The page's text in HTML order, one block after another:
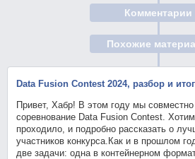
Комментарии
Похожие
Data Fusion Contest 2024, разбор и
Привет, Хабр! В этом году мы
соревнование Data Fusion Contest.
проходило, и подробно рассказать о
участников конкурса.Как и в прошлом
две задачи: одна в контейнерном